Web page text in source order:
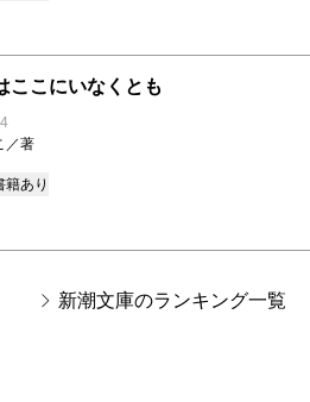
ここにいなくとも
／著
籍あり
新潮文庫のランキング一覧